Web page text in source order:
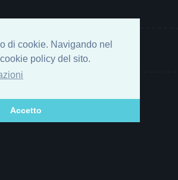
di cookie. Navigando nel
policy del sito.
Accetto